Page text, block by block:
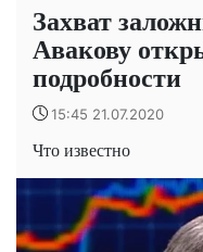
Захват
Авакову
подробности
15:45 21.07.2020
Что известно